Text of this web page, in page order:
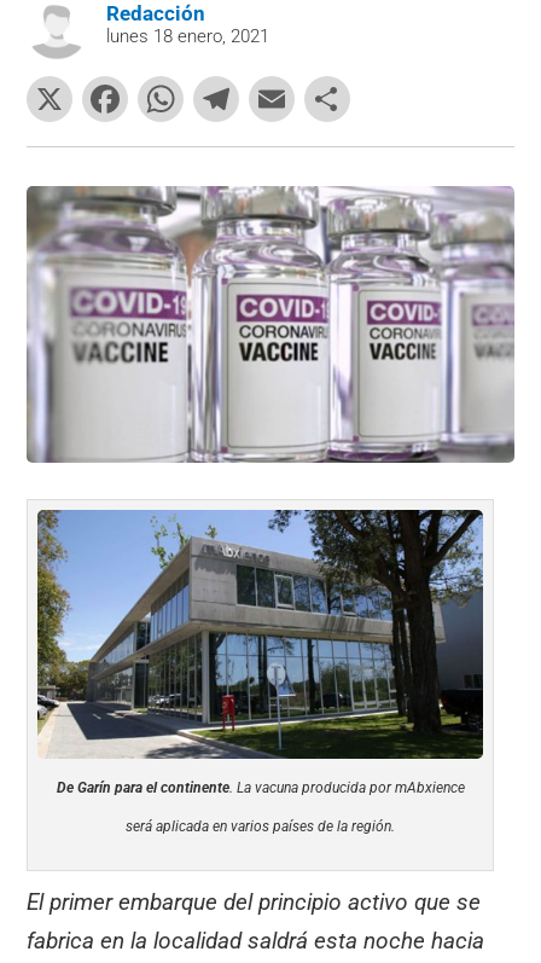
Redacción
lunes 18 enero, 2021
X
F
a
c
e
b
o
o
k
W
h
at
s
A
p
p
T
el
e
gr
a
m
E
m
ai
l
o
m
p
ar
tir
De Garín para el continente. La vacuna producida por mAbxience
será aplicada en varios países de la región.
El primer embarque del principio activo que se
fabrica en la localidad saldrá esta noche hacia